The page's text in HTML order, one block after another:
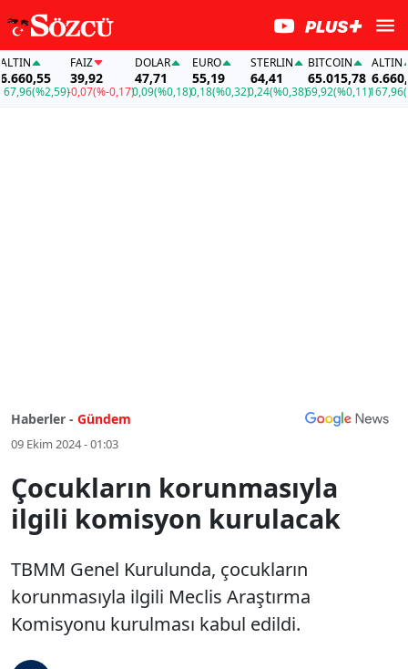
(%2,59)
39,92
-0,07(%-0,17)
DOLAR
47,71
0,09(%0,18)
EURO
55,19
0,18(%0,32)
STERLIN
64,41
0,24(%0,38)
BITCOIN
65.015,78
69,92(%0,11)
ALTIN
6.660,55
167,96
Haberler - Gündem
09 Ekim 2024 - 01:03
Çocukların korunmasıyla
ilgili komisyon kurulacak
TBMM Genel Kurulunda, çocukların
korunmasıyla ilgili Meclis Araştırma
Komisyonu kurulması kabul edildi.